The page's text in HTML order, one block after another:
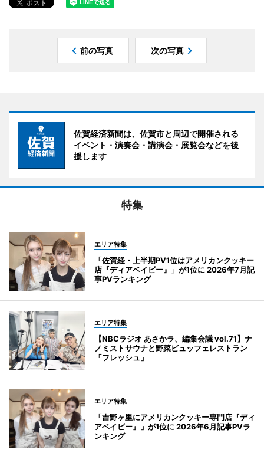
前の写真 次の写真
佐賀経済新聞は、佐賀市と周辺で開催される
イベント・演奏会・講演会・展覧会などを後
援します
特集
エリア特集
「佐賀経・上半期PV1位はアメリカンクッキー
店『ディアベイビー』」が1位に 2026年7月記
事PVランキング
エリア特集
【NBCラジオ あさかラ、編集会議 vol.71】ナ
ノミストサウナと野菜ビュッフェレストラン
「フレッシュ」
エリア特集
「吉野ヶ里にアメリカンクッキー専門店『ディ
アベイビー』」が1位に 2026年6月記事PVラ
ンキング